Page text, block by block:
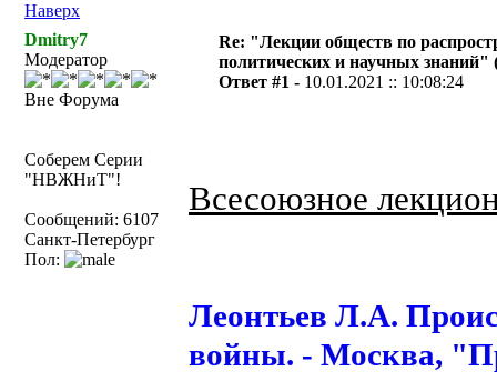
Наверх
Dmitry7
Модератор
Вне Форума
Соберем Серии
"НВЖНиТ"!
Сообщений: 6107
Санкт-Петербург
Пол:
Re: "Лекции обществ по
политических и научных знаний"
Ответ #1 - 10.01.2021 :: 10:08:24
Всесоюзное
Леонтьев Л.А.
войны. - Москва,